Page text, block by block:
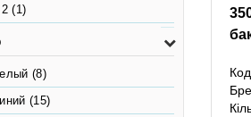
(1)
(1)
(8)
(15)